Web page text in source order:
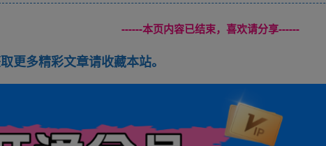
------本页内容已结束，喜欢请分享------
更多精彩文章请收藏本站。